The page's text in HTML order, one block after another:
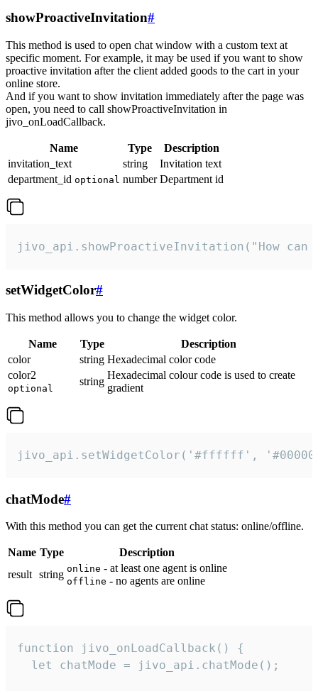
showProactiveInvitation#
This method is used to open chat window with a custom text at
specific moment. For example, it may be used if you want to show
proactive invitation after the client added goods to the cart in your
online store.
And if you want to show invitation immediately after the page was
open, you need to call showProactiveInvitation in
jivo_onLoadCallback.
Name Type
Description
invitation_text
string
Invitation text
department_id optional number Department id
jivo_api.showProactiveInvitation("How
setWidgetColor#
This method allows you to change the widget color.
Name Type
Description
color
string Hexadecimal color code
color2
optional
string
Hexadecimal colour code is used to create
gradient
jivo_api.setWidgetColor('#ffffff',
chatMode#
With this method you can get the current chat status: online/offline.
Name Type
Description
result string online - at least one agent is online
offline - no agents are online
function jivo_onLoadCallback() {
  let chatMode = jivo_api.chatMode();